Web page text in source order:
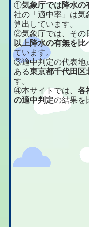
①気象庁では降水の
社の「適中率」は気
算出しています。
②気象庁では、その
以上降水の有無を比
ています。
③適中判定の代表地
ある東京都千代田区
す。
④本サイトでは、各
の適中判定の結果を